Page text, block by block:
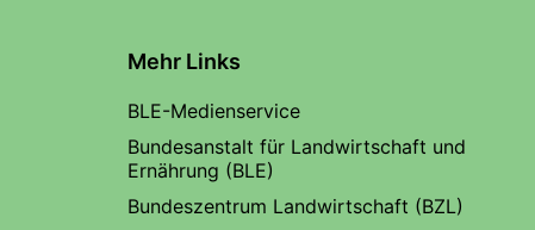
Mehr Links
BLE-Medienservice
Bundesanstalt für Landwirtschaft und
Ernährung (BLE)
Bundeszentrum Landwirtschaft (BZL)